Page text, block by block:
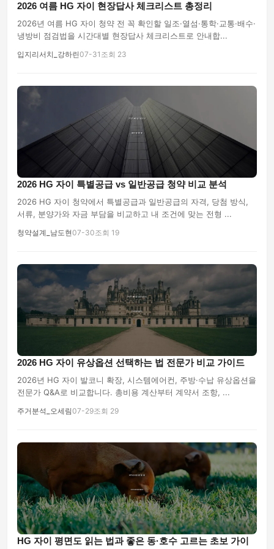
2026 여름 HG 자이 현장답사 체크리스트 총정리
2026년 여름 HG 자이 청약 전 꼭 확인할 일조·열섬·통학·교통·배수·
냉방비 점검법을 시간대별 현장답사 체크리스트로 안내합...
입지리서치_강하린07-31 조회 23
2026 HG 자이 특별공급 vs 일반공급 청약 비교 분석
2026 HG 자이 청약에서 특별공급과 일반공급의 자격, 당첨 방식,
서류, 분양가와 자금 부담을 비교하고 내 조건에 맞는 전형 ...
청약설계_남도현07-30조회 19
2026 HG 자이 유상옵션 선택하는 법 전문가 비교 가이드
2026년 HG 자이 발코니 확장, 시스템에어컨, 주방·수납 유상옵션을
전문가 Q&A로 비교합니다. 총비용 계산부터 계약서 조항, ...
주거분석_오세림07-29조회 29
HG 자이 평면도 읽는 법과 좋은 동·호수 고르는 초보 가이